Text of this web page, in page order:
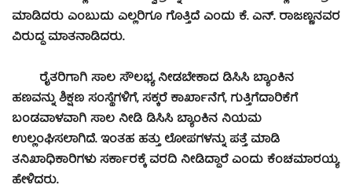
ಮಾಡಿದರು ಎಂಬುದು ಎಲ್ಲರಿಗೂ ಗೊತ್ತಿದೆ ಎಂದು ಕೆ. ಎನ್. ರಾಜಣ್ಣನವರ
ವಿರುದ್ಧ ಮಾತನಾಡಿದರು.
ರೈತರಿಗಾಗಿ ಸಾಲ ಸೌಲಭ್ಯ ನೀಡಬೇಕಾದ ಡಿಸಿಸಿ ಬ್ಯಾಂಕಿನ
ಹಣವನ್ನು ಶಿಕ್ಷಣ ಸಂಸ್ಥೆಗಳಿಗೆ, ಸಕ್ಕರೆ ಕಾರ್ಖಾನೆಗೆ, ಗುತ್ತಿಗೆದಾರಿಕೆಗೆ
ಬಂಡವಾಳವಾಗಿ ಸಾಲ ನೀಡಿ ಡಿಸಿಸಿ ಬ್ಯಾಂಕಿನ ನಿಯಮ
ಉಲ್ಲಂಘಿಸಲಾಗಿದೆ. ಇಂತಹ ಹತ್ತು ಲೋಪಗಳನ್ನು ಪತ್ತೆ ಮಾಡಿ
ತನಿಖಾಧಿಕಾರಿಗಳು ಸರ್ಕಾರಕ್ಕೆ ವರದಿ ನೀಡಿದ್ದಾರೆ ಎಂದು ಕೆಂಚಮಾರಯ್ಯ
ಹೇಳಿದರು.